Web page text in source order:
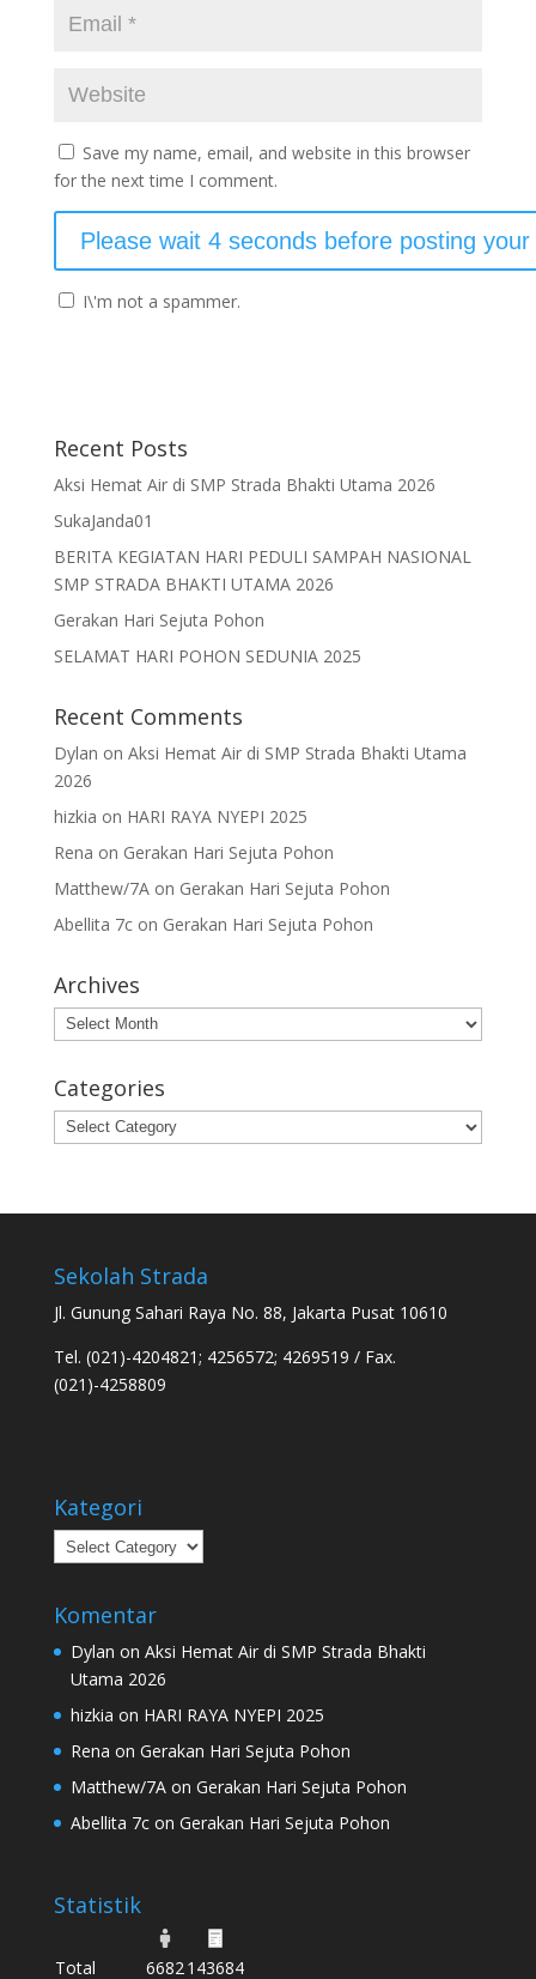
Save my name, email, and website in this browser
for the next time I comment.
I\'m not a spammer.
Recent Posts
Aksi Hemat Air di SMP Strada Bhakti Utama 2026
SukaJanda01
BERITA KEGIATAN HARI PEDULI SAMPAH NASIONAL
SMP STRADA BHAKTI UTAMA 2026
Gerakan Hari Sejuta Pohon
SELAMAT HARI POHON SEDUNIA 2025
Recent Comments
Dylan on Aksi Hemat Air di SMP Strada Bhakti Utama
2026
hizkia on HARI RAYA NYEPI 2025
Rena on Gerakan Hari Sejuta Pohon
Matthew/7Aon Gerakan Hari Sejuta Pohon
Abellita 7con Gerakan Hari Sejuta Pohon
Archives
Archives
Categories
Categories
Sekolah Strada
Jl. Gunung Sahari Raya No. 88, Jakarta Pusat 10610
Tel. (021)-4204821; 4256572; 4269519 / Fax.
(021)-4258809
Kategori
Kategori
Komentar
Dylan on Aksi Hemat Air di SMP Strada Bhakti
Utama 2026
hizkia on HARI RAYA NYEPI 2025
Rena on Gerakan Hari Sejuta Pohon
Matthew/7Aon Gerakan Hari Sejuta Pohon
Abellita 7con Gerakan Hari Sejuta Pohon
Statistik
Total 6682143684